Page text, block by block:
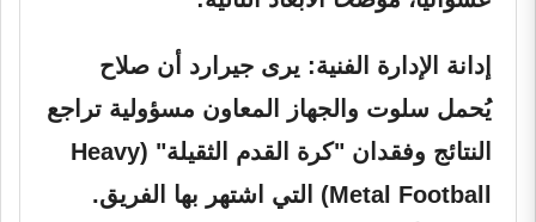
إدانة الإدارة الفنية: يرى جيرارد أن صلاح
يُحمل سلوت والجهاز المعاون مسؤولية تراجع
النتائج وفقدان "كرة القدم الثقيلة" (Heavy
Metal Football) التي اشتهر بها الفريق.